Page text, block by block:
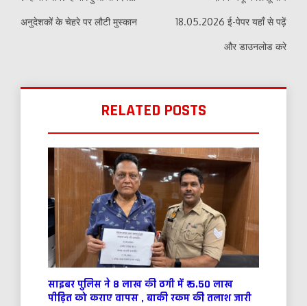
अनुदेशकों के चेहरे पर लौटी मुस्कान 18.05.2026 ई-पेपर यहाँ से पढ़ें
और डाउनलोड करे
RELATED POSTS
साइबर पुलिस ने 8 लाख की ठगी में ₹ 5.50 लाख
पीड़ित को कराए वापस , बाकी रकम की तलाश जारी